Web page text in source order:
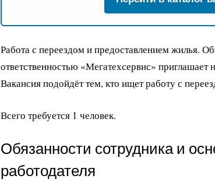
Работа с переездом и предоставлением жилья.
ответственностью «Мегатехсервис» приглашает
Вакансия подойдёт тем, кто ищет работу с
Всего требуется 1 человек.
Обязанности сотрудника и
работодателя